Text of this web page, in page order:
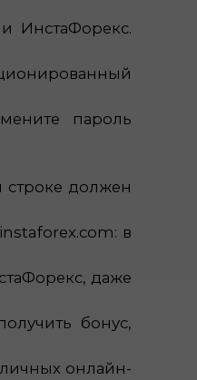
ИнстаФорекс.
пароль
строке должен
в
даже
бонус,
онлайн-